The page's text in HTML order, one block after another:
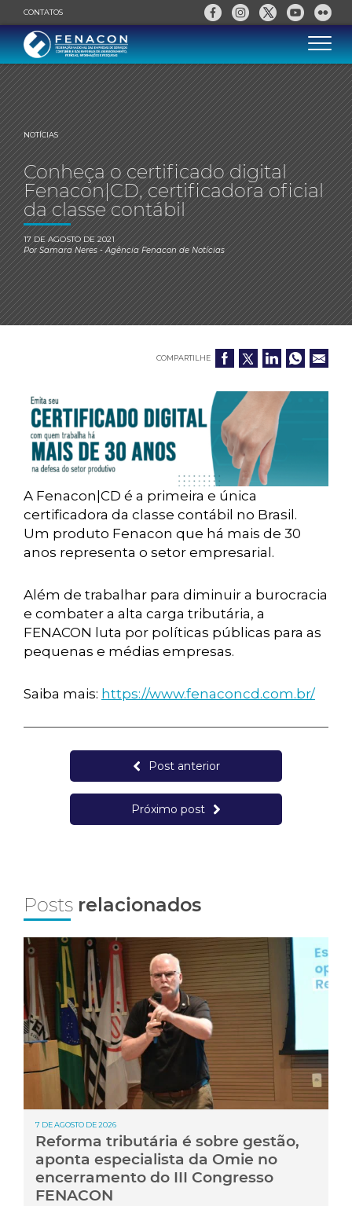
CONTATOS
NOTÍCIAS
Conheça o certificado digital
Fenacon|CD, certificadora oficial
da classe contábil
17 DE AGOSTO DE 2021
PorSamara Neres- Agência Fenacon de Notícias
COMPARTILHE
A Fenacon|CD é a primeira e única
certificadora da classe contábil no Brasil.
Um produto Fenacon que há mais de 30
anos representa o setor empresarial.
Além de trabalhar para diminuir a burocracia
e combater a alta carga tributária, a
FENACON luta por políticas públicas para as
pequenas e médias empresas.
Saiba mais: https://www.fenaconcd.com.br/
Post anterior
Próximo post
Posts relacionados
7 DE AGOSTO DE 2026
Reforma tributária é sobre gestão,
aponta especialista da Omie no
encerramento do III Congresso
FENACON